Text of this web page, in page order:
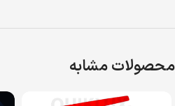
محصولات مشابه